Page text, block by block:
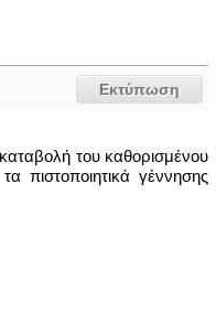
Εκτύπωση
του καθορισμένου
πιστοποιητικά γέννησης